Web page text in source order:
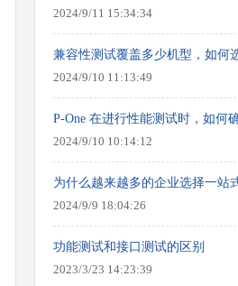
2024/9/11 15:34:34
兼容性测试覆盖多少机型，如何
2024/9/10 11:13:49
P-One 在进行性能测试时，如何
2024/9/10 10:14:12
为什么越来越多的企业选择一站
2024/9/9 18:04:26
功能测试和接口测试的区别
2023/3/23 14:23:39